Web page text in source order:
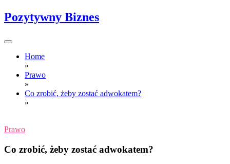
Skip
to
Pozytywny Biznes
Home
»
Prawo
»
Co zrobić, żeby zostać adwokatem?
»
Prawo
Co zrobić, żeby zostać adwokatem?